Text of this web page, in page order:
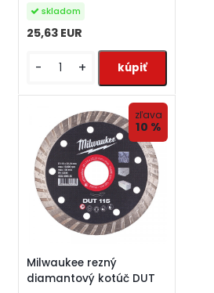
25,63 EUR
skladom
- +
Milwaukee rezný
diamantový kotúč DUT
zľava
10 %